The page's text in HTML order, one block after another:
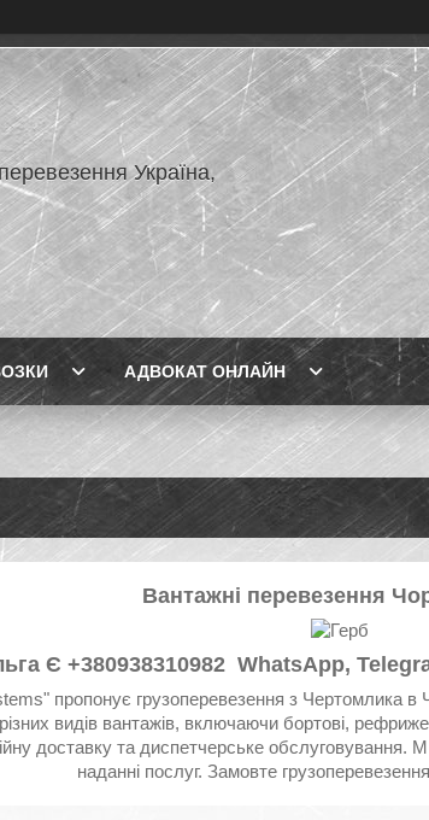
Україна,
АДВОКАТ ОНЛАЙН
Вантажні перевезення
Є +380938310982 WhatsApp,
пропонує грузоперевезення з Чертомлика в
видів вантажів, включаючи бортові,
доставку та диспетчерське обслуговування.
наданні послуг. Замовте